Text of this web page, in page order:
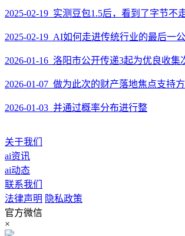
2025-02-19 实测豆包1.5后，看到了字节不
2025-02-19 AI如何走进传统行业的最后一
2026-01-16 洛阳市公开传递3起为优良收集
2026-01-07 做为此次的财产落地焦点支持方
2026-01-03 并通过概率分布进行整
关于我们
ai资讯
ai动态
联系我们
法律声明 隐私政策
官方微信
×